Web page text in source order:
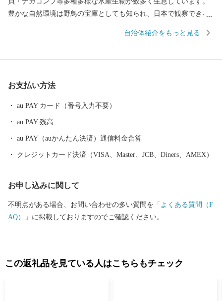
豊かな自然環境は野鳥の宝庫としても知られ、日本で観察できる
などには毎年全国各地から多くの方がバードウォッチングに訪れ
返還要求運動原点の地」として、これまで長きに渡り北方四島の
早期返還を願い、市民一丸となって世論の先頭に立ち、運動を展
ない課題が非常に山積しています。 すこしづつまちの活性化を目
指し歩みを進めてまいりますので、今後の根室市にご注目くださ
自治体紹介をもっと見る
お支払い方法
au PAY カード（番号入力不要）
au PAY 残高
au PAY（auかんたん決済）通信料金合算
クレジットカード決済（VISA、Master、JCB、Diners、AMEX）
お申し込みに関して
不明点がある場合、お問い合わせの多い質問を 「よくある質問（F
AQ）」 に掲載しておりますのでご確認ください。
この返礼品を見ている人はこちらもチェック